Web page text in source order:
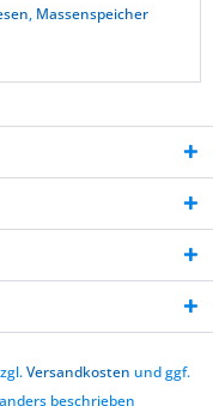
, Massenspeicher
Versandkosten und ggf.
beschrieben